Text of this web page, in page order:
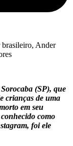
Ander
(SP), que
crianças de uma
em seu
como
foi ele